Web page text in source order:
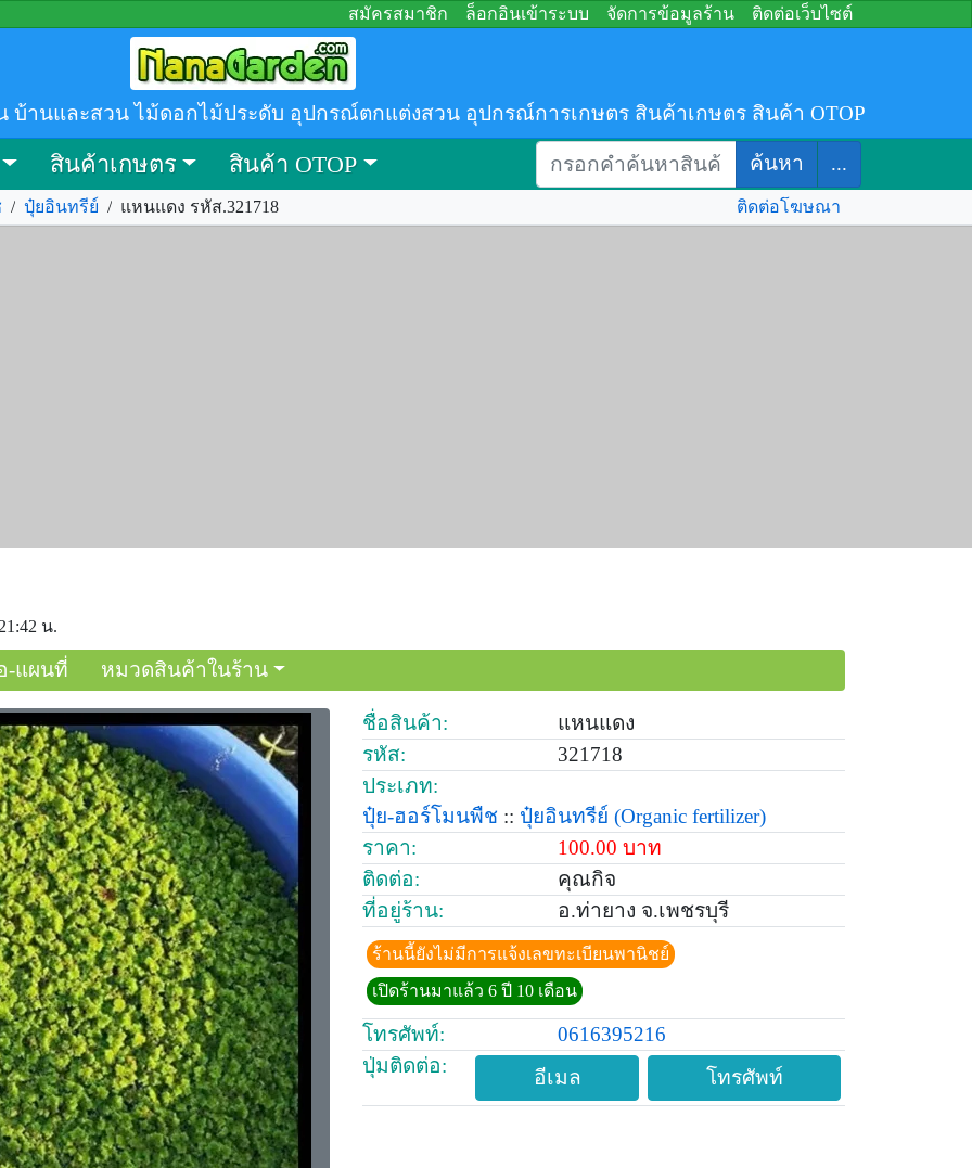
สมัครสมาชิก ล็อกอินเข้าระบบ จัดการข้อมูลร้าน ติดต่อเว็บไซต์
บ้านและสวน ไม้ดอกไม้ประดับ อุปกรณ์ตกแต่งสวน อุปกรณ์การเกษตร สินค้าเกษตร สินค้า OTOP
สินค้าเกษตร สินค้า OTOP ค้นหา ...
/ ปุ๋ยอินทรีย์ / แหนแดง รหัส.321718 ติดต่อโฆษณา
น.
-แผนที่ หมวดสินค้าในร้าน
ชื่อสินค้า:
แหนแดง
รหัส:
321718
ประเภท:
ปุ๋ย-ฮอร์โมนพืช :: ปุ๋ยอินทรีย์ (Organic fertilizer)
ราคา:
100.00 บาท
ติดต่อ:
คุณกิจ
ที่อยู่ร้าน:
อ.ท่ายาง จ.เพชรบุรี
ร้านนี้ยังไม่มีการแจ้งเลขทะเบียนพานิชย์
เปิดร้านมาแล้ว 6 ปี 10 เดือน
โทรศัพท์:
0616395216
ปุ่มติดต่อ:
อีเมล โทรศัพท์